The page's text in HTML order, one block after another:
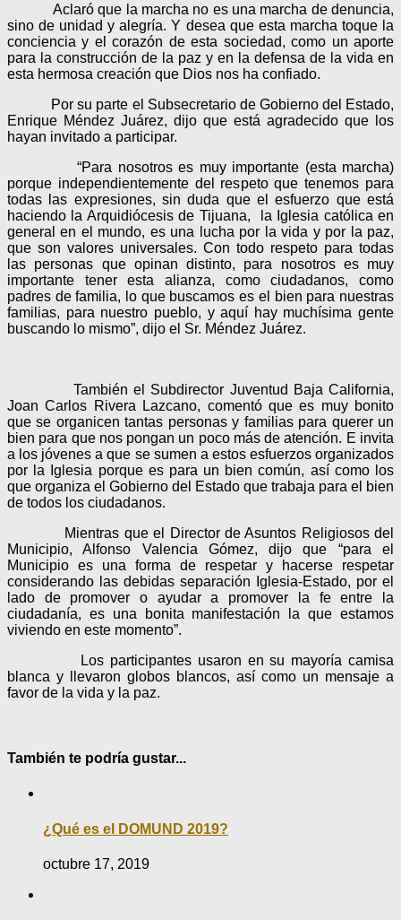
Aclaró que la marcha no es una marcha de denuncia,
sino de unidad y alegría. Y desea que esta marcha toque la
conciencia y el corazón de esta sociedad, como un aporte
para la construcción de la paz y en la defensa de la vida en
esta hermosa creación que Dios nos ha confiado.
Por su parte el Subsecretario de Gobierno del Estado,
Enrique Méndez Juárez, dijo que está agradecido que los
hayan invitado a participar.
“Para nosotros es muy importante (esta marcha)
porque independientemente del respeto que tenemos para
todas las expresiones, sin duda que el esfuerzo que está
haciendo la Arquidiócesis de Tijuana, la Iglesia católica en
general en el mundo, es una lucha por la vida y por la paz,
que son valores universales. Con todo respeto para todas
las personas que opinan distinto, para nosotros es muy
importante tener esta alianza, como ciudadanos, como
padres de familia, lo que buscamos es el bien para nuestras
familias, para nuestro pueblo, y aquí hay muchísima gente
buscando lo mismo”, dijo el Sr. Méndez Juárez.
También el Subdirector Juventud Baja California,
Joan Carlos Rivera Lazcano, comentó que es muy bonito
que se organicen tantas personas y familias para querer un
bien para que nos pongan un poco más de atención. E invita
a los jóvenes a que se sumen a estos esfuerzos organizados
por la Iglesia porque es para un bien común, así como los
que organiza el Gobierno del Estado que trabaja para el bien
de todos los ciudadanos.
Mientras que el Director de Asuntos Religiosos del
Municipio, Alfonso Valencia Gómez, dijo que “para el
Municipio es una forma de respetar y hacerse respetar
considerando las debidas separación Iglesia-Estado, por el
lado de promover o ayudar a promover la fe entre la
ciudadanía, es una bonita manifestación la que estamos
viviendo en este momento”.
Los participantes usaron en su mayoría camisa
blanca y llevaron globos blancos, así como un mensaje a
favor de la vida y la paz.
También te podría gustar...
¿Qué es el DOMUND 2019?
octubre 17, 2019